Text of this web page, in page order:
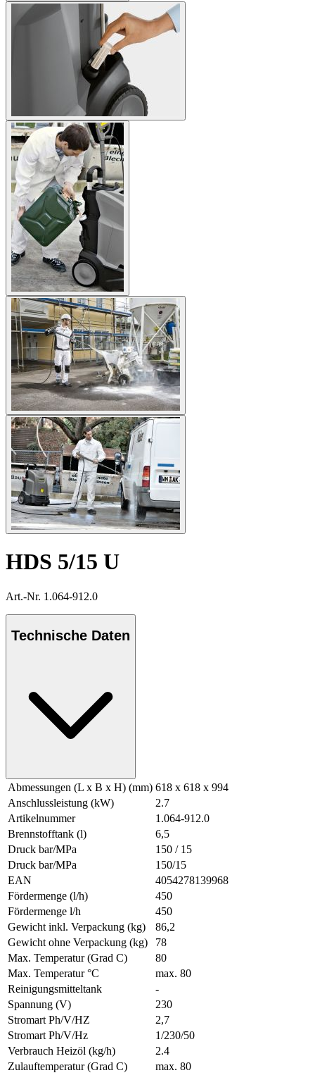
HDS 5/15 U
Art.-Nr. 1.064-912.0
Technische Daten
Abmessungen (L x B x H) (mm) 618 x 618 x 994
Anschlussleistung (kW)
2.7
Artikelnummer
1.064-912.0
Brennstofftank (l)
6,5
Druck bar/MPa
150 / 15
Druck bar/MPa
150/15
EAN
4054278139968
Fördermenge (l/h)
450
Fördermenge l/h
450
Gewicht inkl. Verpackung (kg)
86,2
Gewicht ohne Verpackung (kg)
78
Max. Temperatur (Grad C)
80
Max. Temperatur °C
max. 80
Reinigungsmitteltank
-
Spannung (V)
230
Stromart Ph/V/HZ
2,7
Stromart Ph/V/Hz
1/230/50
Verbrauch Heizöl (kg/h)
2.4
Zulauftemperatur (Grad C)
max. 80